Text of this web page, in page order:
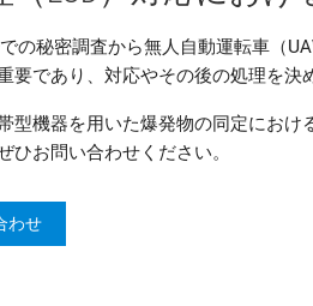
の秘密調査から無人自動運転車（
要であり、対応やその後の処理を決
型機器を用いた爆発物の同定にお
ひお問い合わせください。
わせ